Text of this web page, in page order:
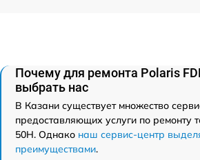
Почему для ремонта Polaris
выбрать нас
В Казани существует множество
предоставляющих услуги по ремонту
50H. Однако наш сервис-центр
преимуществами.